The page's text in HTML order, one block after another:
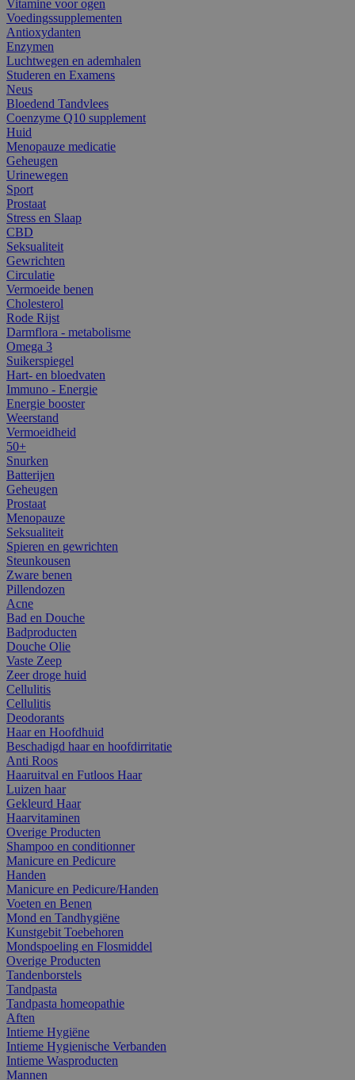
Vitamine voor ogen
Voedingssupplementen
Antioxydanten
Enzymen
Luchtwegen en ademhalen
Studeren en Examens
Neus
Bloedend Tandvlees
Coenzyme Q10 supplement
Huid
Menopauze medicatie
Geheugen
Urinewegen
Sport
Prostaat
Stress en Slaap
CBD
Seksualiteit
Gewrichten
Circulatie
Vermoeide benen
Cholesterol
Rode Rijst
Darmflora - metabolisme
Omega 3
Suikerspiegel
Hart- en bloedvaten
Immuno - Energie
Energie booster
Weerstand
Vermoeidheid
50+
Snurken
Batterijen
Geheugen
Prostaat
Menopauze
Seksualiteit
Spieren en gewrichten
Steunkousen
Zware benen
Pillendozen
Acne
Bad en Douche
Badproducten
Douche Olie
Vaste Zeep
Zeer droge huid
Cellulitis
Cellulitis
Deodorants
Haar en Hoofdhuid
Beschadigd haar en hoofdirritatie
Anti Roos
Haaruitval en Futloos Haar
Luizen haar
Gekleurd Haar
Haarvitaminen
Overige Producten
Shampoo en conditionner
Manicure en Pedicure
Handen
Manicure en Pedicure/Handen
Voeten en Benen
Mond en Tandhygiëne
Kunstgebit Toebehoren
Mondspoeling en Flosmiddel
Overige Producten
Tandenborstels
Tandpasta
Tandpasta homeopathie
Aften
Intieme Hygiëne
Intieme Hygienische Verbanden
Intieme Wasproducten
Mannen